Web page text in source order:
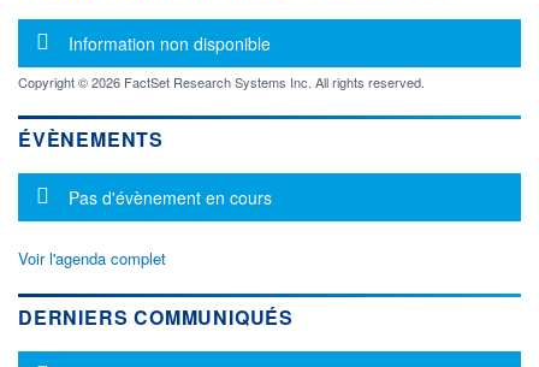
Message d'information
Information non disponible
Copyright © 2026 FactSet Research Systems Inc. All rights reserved.
ÉVÈNEMENTS
Message d'information
Pas d'évènement en cours
Voir l'agenda complet
DERNIERS COMMUNIQUÉS